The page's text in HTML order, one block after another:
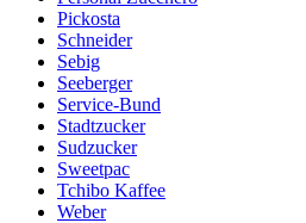
Pickosta
Schneider
Sebig
Seeberger
Service-Bund
Stadtzucker
Sudzucker
Sweetpac
Tchibo Kaffee
Weber